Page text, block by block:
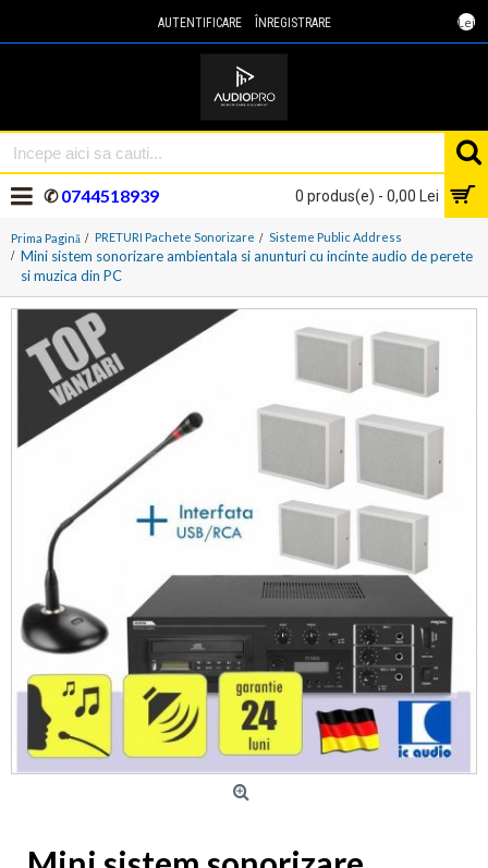
Lei
AUTENTIFICARE ÎNREGISTRARE
0 produs(e) - 0,00 Lei
✆0744518939
Prima Pagină PRETURI Pachete Sonorizare Sisteme Public Address
Mini sistem sonorizare ambientala si anunturi cu incinte audio de perete
si muzica din PC